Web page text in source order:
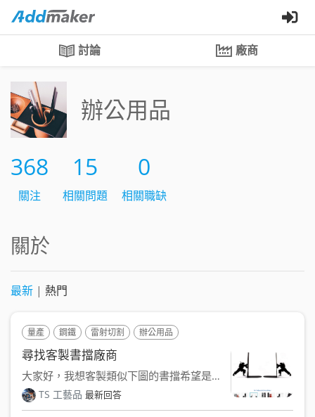
討論 廠商
辦公用品
368
關注
15
相關問題
0
相關職缺
關於
最新 | 熱門
量產 鋼鐵 雷射切割 辦公用品
尋找客製書擋廠商
大家好，我想客製類似下圖的書擋希望是黑漆金屬材質想尋找能雷切...
TS 工藝品 最新回答